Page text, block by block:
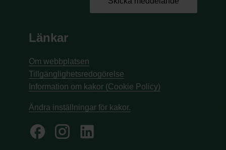
Länkar
Om webbplatsen
Tillgänglighetsredogörelse
Information om kakor (Cookie Policy)
Ändra inställningar för kakor.
facebook